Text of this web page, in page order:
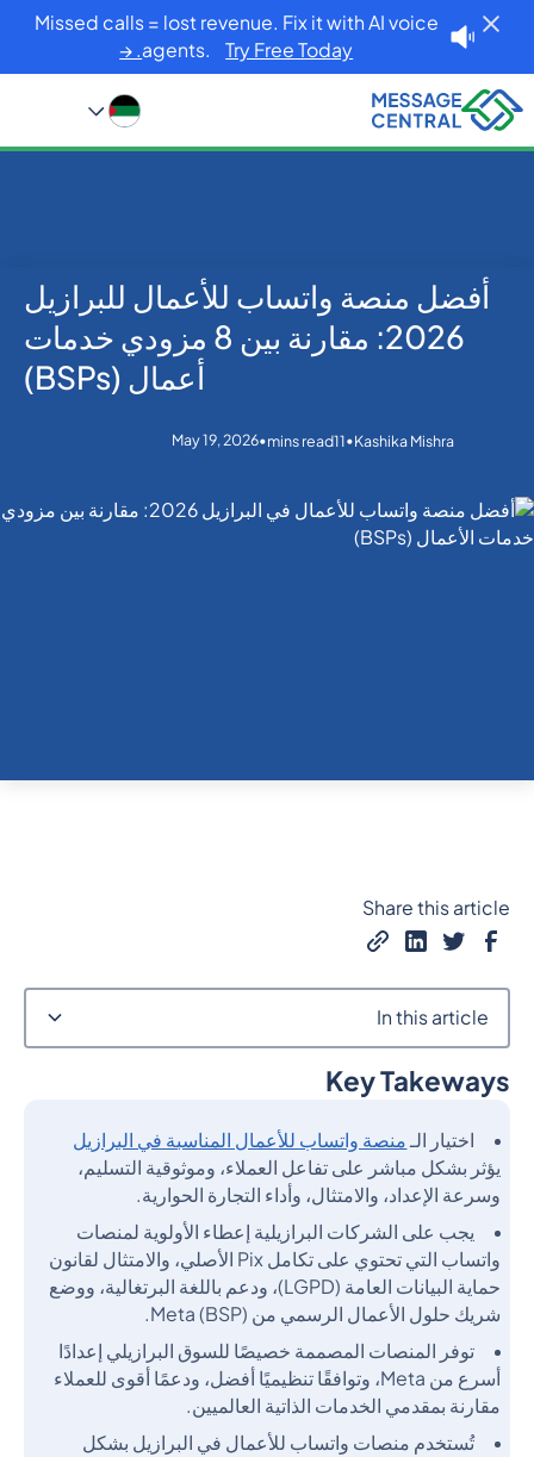
Missed calls = lost revenue. Fix it with AI voice
agents.Try Free Today. →
Home
Blog
WhatsApp
أفضل منصة واتساب للأعمال للبرازيل 2026: مقارنة بين 8
مزودي خدمات أعمال (BSPs)
أفضل منصة واتساب للأعمال للبرازيل
2026: مقارنة بين 8 مزودي خدمات
أعمال (BSPs)
Kashika Mishra
•
11
mins read
•
May 19, 2026
Key Takeways
اختيار الـمنصة واتساب للأعمال المناسبة في البرازيل
يؤثر بشكل مباشر على تفاعل العملاء، وموثوقية التسليم،
وسرعة الإعداد، والامتثال، وأداء التجارة الحوارية.
يجب على الشركات البرازيلية إعطاء الأولوية لمنصات
واتساب التي تحتوي على تكامل Pix الأصلي، والامتثال لقانون
حماية البيانات العامة (LGPD)، ودعم باللغة البرتغالية، ووضع
شريك حلول الأعمال الرسمي من Meta (BSP).
توفر المنصات المصممة خصيصًا للسوق البرازيلي إعدادًا
أسرع من Meta، وتوافقًا تنظيميًا أفضل، ودعمًا أقوى للعملاء
مقارنة بمقدمي الخدمات الذاتية العالميين.
تُستخدم منصات واتساب للأعمال في البرازيل بشكل
Share this article
In this article
Heading 2